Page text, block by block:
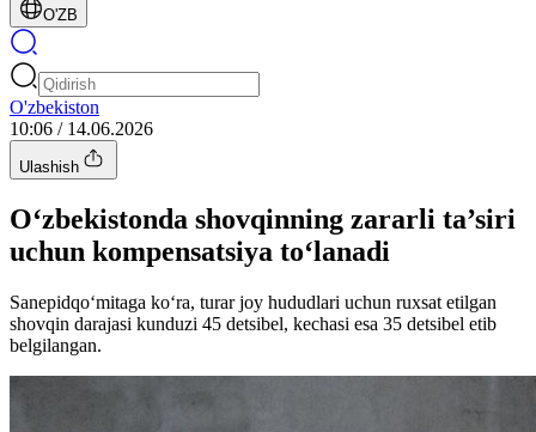
O'ZB
O'zbekiston
10:06 / 14.06.2026
Ulashish
O‘zbekistonda shovqinning zararli ta’siri
uchun kompensatsiya to‘lanadi
Sanepidqo‘mitaga ko‘ra, turar joy hududlari uchun ruxsat etilgan
shovqin darajasi kunduzi 45 detsibel, kechasi esa 35 detsibel etib
belgilangan.